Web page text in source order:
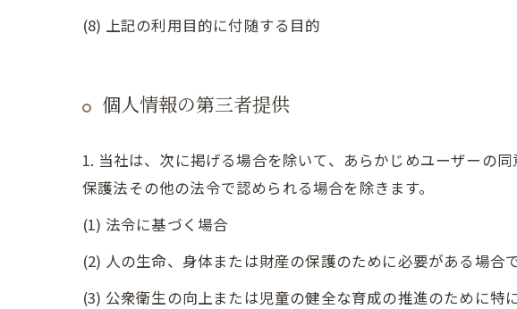
(8) 上記の利用目的に付随する目的
個人情報の第三者提供
1. 当社は、次に掲げる場合を除いて、あらかじめユーザーの
保護法その他の法令で認められる場合を除きます。
(1) 法令に基づく場合
(2) 人の生命、身体または財産の保護のために必要がある場合
(3) 公衆衛生の向上または児童の健全な育成の推進のために